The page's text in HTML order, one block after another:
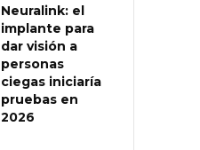
Neuralink: el
implante para
dar visión a
personas
ciegas iniciaría
pruebas en
2026